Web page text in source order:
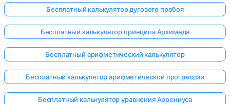
Бесплатный калькулятор дугового пробоя
Бесплатный калькулятор принципа Архимеда
Бесплатный арифметический калькулятор
Бесплатный калькулятор арифметической прогрессии
Бесплатный калькулятор уравнения Аррениуса